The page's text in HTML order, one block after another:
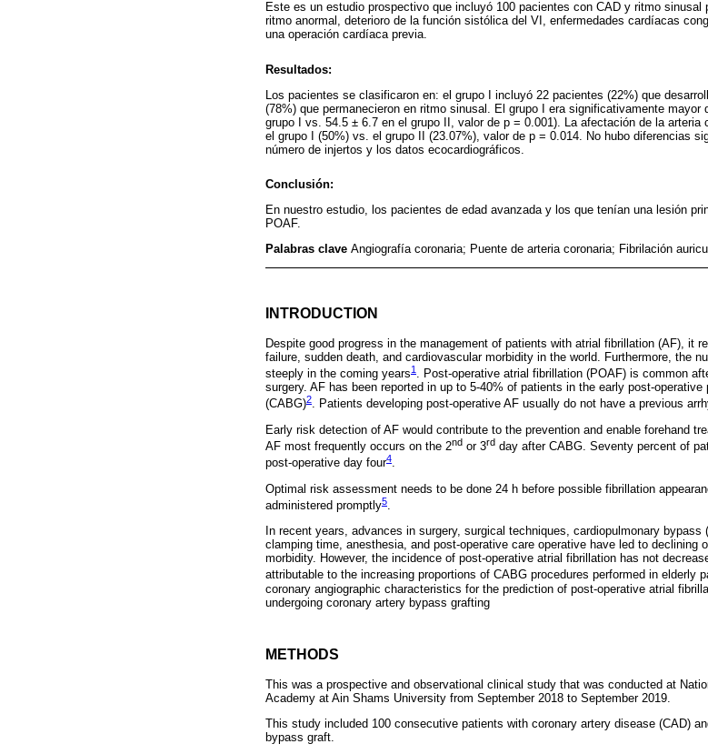
Este es un estudio prospectivo que incluyó 100 pacientes con CAD y ritmo
ritmo anormal, deterioro de la función sistólica del VI, enfermedades cardíacas
una operación cardíaca previa.
Resultados:
Los pacientes se clasificaron en: el grupo I incluyó 22 pacientes (22%) que
(78%) que permanecieron en ritmo sinusal. El grupo I era significativamente mayor
grupo I vs. 54.5 ± 6.7 en el grupo II, valor de p = 0.001). La afectación de la arteria
el grupo I (50%) vs. el grupo II (23.07%), valor de p = 0.014. No hubo diferencias
número de injertos y los datos ecocardiográficos.
Conclusión:
En nuestro estudio, los pacientes de edad avanzada y los que tenían una lesión
POAF.
Palabras clave Angiografía coronaria; Puente de arteria coronaria; Fibrilación
INTRODUCTION
Despite good progress in the management of patients with atrial fibrillation (AF), it
failure, sudden death, and cardiovascular morbidity in the world. Furthermore, the
steeply in the coming years1 . Post-operative atrial fibrillation (POAF) is common
surgery. AF has been reported in up to 5-40% of patients in the early post-
(CABG)2. Patients developing post-operative AF usually do not have a previous
Early risk detection of AF would contribute to the prevention and enable forehand
AF most frequently occurs on the 2nd or 3rd day after CABG. Seventy percent of
post-operative day four4.
Optimal risk assessment needs to be done 24 h before possible fibrillation
administered promptly5.
In recent years, advances in surgery, surgical techniques, cardiopulmonary
clamping time, anesthesia, and post-operative care operative have led to declining
morbidity. However, the incidence of post-operative atrial fibrillation has not
attributable to the increasing proportions of CABG procedures performed in elderly
coronary angiographic characteristics for the prediction of post-operative atrial
undergoing coronary artery bypass grafting
METHODS
This was a prospective and observational clinical study that was conducted at
Academy at Ain Shams University from September 2018 to September 2019.
This study included 100 consecutive patients with coronary artery disease (CAD)
bypass graft.